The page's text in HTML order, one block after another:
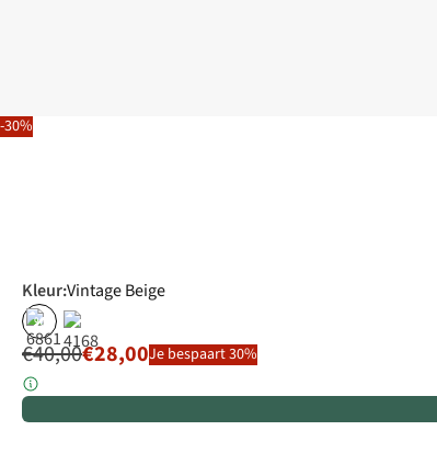
-30%
Kleur:Vintage Beige
%
€40,00€28,00Je bespaart 30%